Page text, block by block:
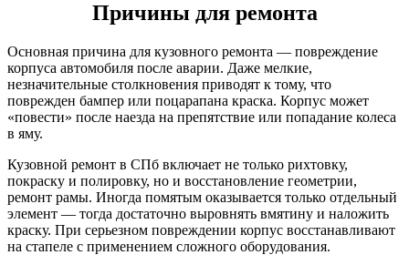
Причины для ремонта
Основная причина для кузовного ремонта — повреждение
корпуса автомобиля после аварии. Даже мелкие,
незначительные столкновения приводят к тому, что
поврежден бампер или поцарапана краска. Корпус может
«повести» после наезда на препятствие или попадание колеса
в яму.
Кузовной ремонт в СПб включает не только рихтовку,
покраску и полировку, но и восстановление геометрии,
ремонт рамы. Иногда помятым оказывается только отдельный
элемент — тогда достаточно выровнять вмятину и наложить
краску. При серьезном повреждении корпус восстанавливают
на стапеле с применением сложного оборудования.